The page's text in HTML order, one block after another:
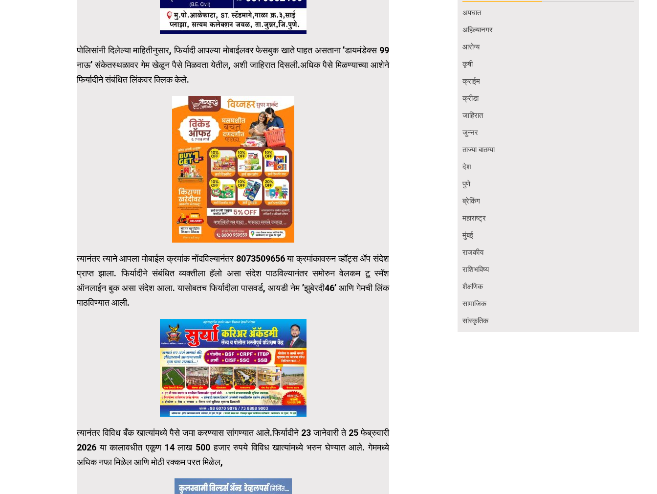
पोलिसांनी दिलेल्या माहितीनुसार, फिर्यादी आपल्या मोबाईलवर फेसबुक खाते पाहत असताना ‌’डायमंडेक्स 99
नाऊ‌’ संकेतस्थळावर गेम खेळून पैसे मिळवता येतील, अशी जाहिरात दिसली.अधिक पैसे मिळण्याच्या आशेने
फिर्यादीने संबंधित लिंकवर क्लिक केले.
त्यानंतर त्याने आपला मोबाईल क्रमांक नोंदविल्यानंतर 8073509656 या क्रमांकावरुन व्हॉट्स ॲप संदेश
प्राप्त झाला. फिर्यादीने संबंधित व्यक्तीला हॅलो असा संदेश पाठविल्यानंतर समोरुन वेलकम टू स्मॅश
ऑनलाईन बुक असा संदेश आला. यासोबतच फिर्यादीला पासवर्ड, आयडी नेम ‌’झुबेरदी46‌’ आणि गेमची लिंक
पाठविण्यात आली.
त्यानंतर विविध बँक खात्यांमध्ये पैसे जमा करण्यास सांगण्यात आले.फिर्यादीने 23 जानेवारी ते 25 फेब्रुवारी
2026 या कालावधीत एकूण 14 लाख 500 हजार रुपये विविध खात्यांमध्ये भरुन घेण्यात आले. गेममध्ये
अधिक नफा मिळेल आणि मोठी रक्कम परत मिळेल,
अपघात
अहिल्यानगर
आरोग्य
कृषी
क्राईम
क्रीडा
जाहिरात
जुन्नर
ताज्या बातम्या
देश
पुणे
ब्रेकिंग
महाराष्ट्र
मुंबई
राजकीय
राशिभविष्य
शैक्षणिक
सामाजिक
सांस्कृतिक